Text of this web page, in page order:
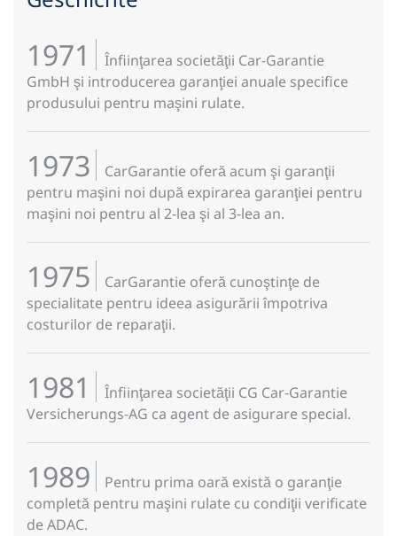
1971
Înfiinţarea societăţii Car-Garantie
GmbH şi introducerea garanţiei anuale specifice
produsului pentru maşini rulate.
1973
CarGarantie oferă acum şi garanţii
pentru maşini noi după expirarea garanţiei pentru
maşini noi pentru al 2-lea şi al 3-lea an.
1975
CarGarantie oferă cunoştinţe de
specialitate pentru ideea asigurării împotriva
costurilor de reparaţii.
1981
Înfiinţarea societăţii CG Car-Garantie
Versicherungs-AG ca agent de asigurare special.
1989
Pentru prima oară există o garanţie
completă pentru maşini rulate cu condiţii verificate
de ADAC.